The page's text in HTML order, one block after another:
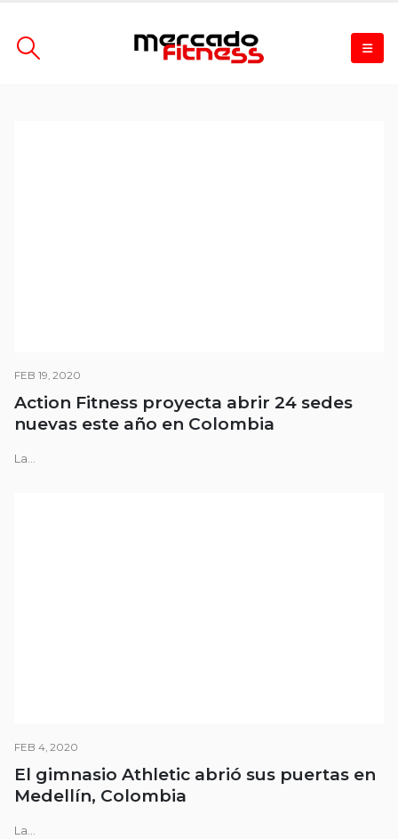
FEB 19, 2020
Action Fitness proyecta abrir 24 sedes
nuevas este año en Colombia
La...
FEB 4, 2020
El gimnasio Athletic abrió sus puertas en
Medellín, Colombia
La...